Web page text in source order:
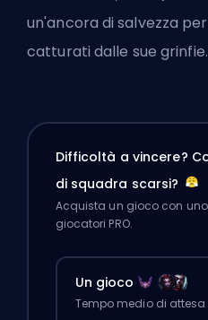
un'ancora di salvezza
catturati dalle sue grinfie.
Difficoltà a vincere?
di squadra scarsi?
Acquista un gioco con
giocatori PRO.
Un gioco
Tempo medio di attesa